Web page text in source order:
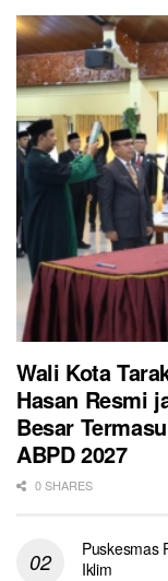
Wali Kota
Hasan Resmi
Besar
ABPD 2027
0 SHARES
Puskesmas
Iklim